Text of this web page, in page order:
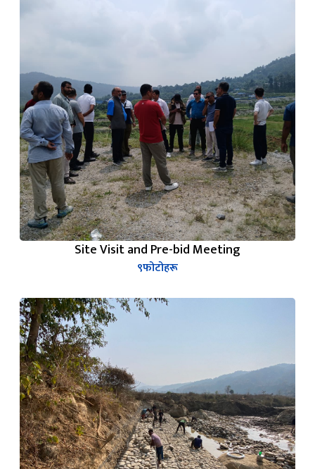
Site Visit and Pre-bid Meeting
९फोटोहरू